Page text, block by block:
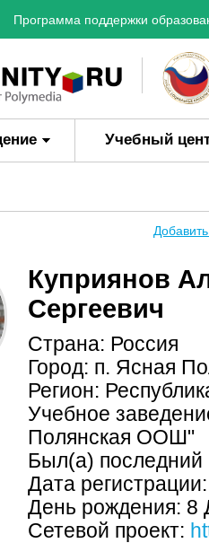
Программа поддержки
Учебный
Куприянов
Сергеевич
Страна: Россия
Город: п. Ясная
Регион:
Учебное
Полянская ООШ"
Был(а) последний
Дата
День рождения: 8
Сетевой проект: